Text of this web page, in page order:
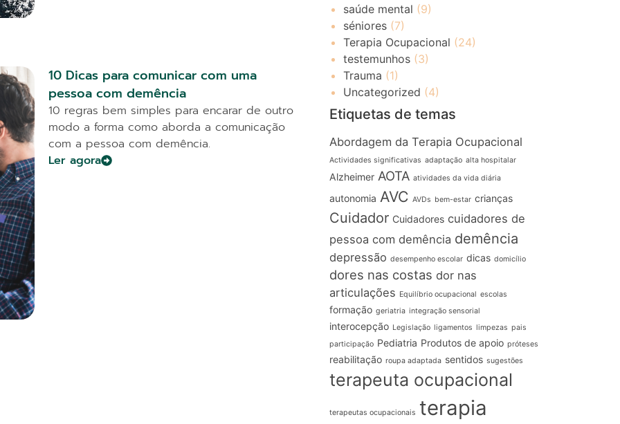
10 Dicas para comunicar com uma
pessoa com demência
10 regras bem simples para encarar de outro
modo a forma como aborda a comunicação
com a pessoa com demência.
Ler agora
saúde mental (9)
séniores(7)
Terapia Ocupacional (24)
testemunhos(3)
Trauma (1)
Uncategorized (4)
Etiquetas de temas
Abordagem da Terapia Ocupacional
Actividades significativas adaptação alta hospitalar
Alzheimer AOTA atividades da vida diária
autonomia AVC AVDs bem-estar crianças
Cuidador Cuidadores cuidadores de
pessoa com demência demência
depressão desempenho escolar dicas domicílio
dores nas costas dor nas
articulações Equilíbrio ocupacional escolas
formação geriatria integração sensorial
interocepção Legislação ligamentos limpezas pais
participação Pediatria Produtos de apoio próteses
reabilitação roupa adaptada sentidos sugestões
terapeuta ocupacional
terapeutas ocupacionais terapia